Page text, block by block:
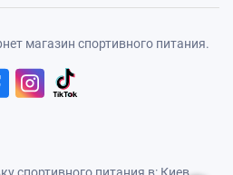
магазин спортивного питания.
спортивного питания в: Киев,